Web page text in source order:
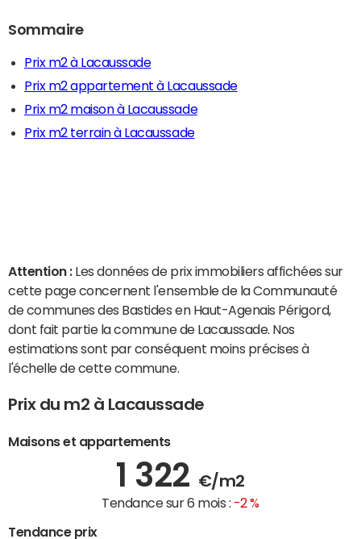
Sommaire
Prix m2 à Lacaussade
Prix m2 appartement à Lacaussade
Prix m2 maison à Lacaussade
Prix m2 terrain à Lacaussade
Attention : Les données de prix immobiliers affichées sur
cette page concernent l'ensemble de la Communauté
de communes des Bastides en Haut-Agenais Périgord,
dont fait partie la commune de Lacaussade. Nos
estimations sont par conséquent moins précises à
l'échelle de cette commune.
Prix du m2 à Lacaussade
Maisons et appartements
1 322 €/m2
Tendance sur 6 mois : -2 %
Tendance prix